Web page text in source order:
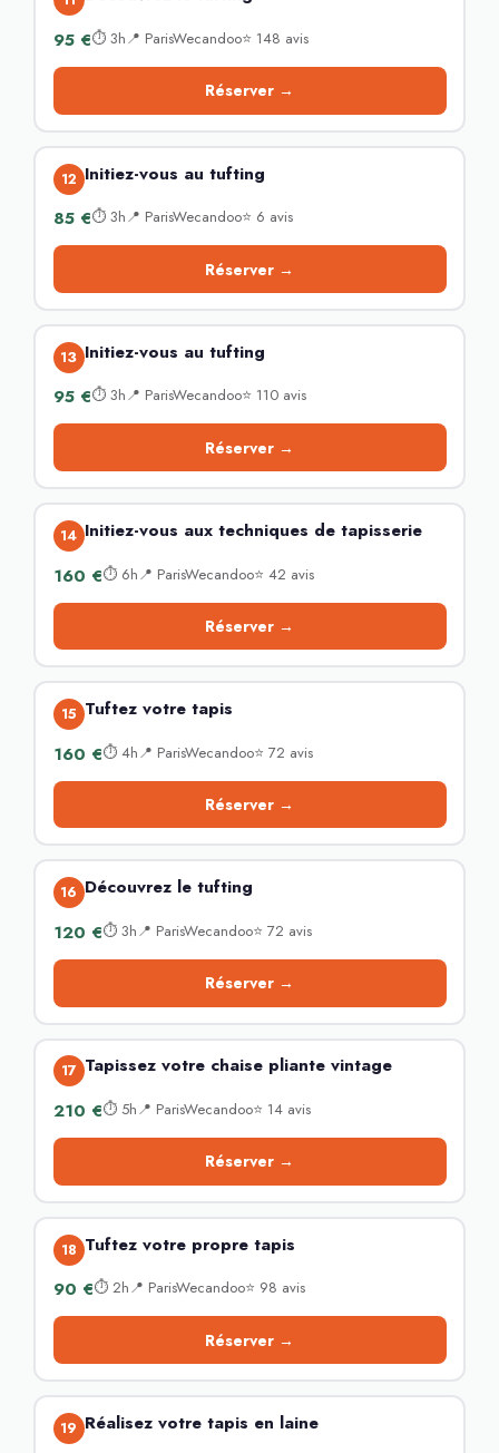
95 €⏱ 3h📍 ParisWecandoo⭐ 148 avis
Réserver →
12 Initiez-vous au tufting
85 €⏱ 3h📍 ParisWecandoo⭐ 6 avis
Réserver →
13 Initiez-vous au tufting
95 €⏱ 3h📍 ParisWecandoo⭐ 110 avis
Réserver →
14 Initiez-vous aux techniques de tapisserie
160 €⏱ 6h📍 ParisWecandoo⭐ 42 avis
Réserver →
15 Tuftez votre tapis
160 €⏱ 4h📍 ParisWecandoo⭐ 72 avis
Réserver →
16 Découvrez le tufting
120 €⏱ 3h📍 ParisWecandoo⭐ 72 avis
Réserver →
17 Tapissez votre chaise pliante vintage
210 €⏱ 5h📍 ParisWecandoo⭐ 14 avis
Réserver →
18 Tuftez votre propre tapis
90 €⏱ 2h📍 ParisWecandoo⭐ 98 avis
Réserver →
19 Réalisez votre tapis en laine